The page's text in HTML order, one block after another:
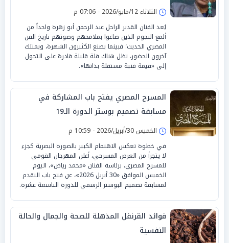
الثلاثاء 12/مايو/2026 - 07:06 م
يُعد الفنان القدير الراحل عبد الرحمن أبو زهرة واحداً من
ألمع النجوم الذين صاغوا بملامحهم وصوتهم تاريخ الفن
المصري الحديث؛ فبينما يصنع الكثيرون الشهرة، ويمتلك
آخرون الحضور، تظل هناك قلة قليلة قادرة على التحول
إلى «قيمة فنية مستقلة بذاتها».
المسرح المصري يفتح باب المشاركة في
مسابقة تصميم بوستر الدورة الـ19
الخميس 30/أبريل/2026 - 10:59 م
في خطوة تعكس الاهتمام الكبير بالصورة البصرية كجزء
لا يتجزأ من العرض المسرحي، أعلن المهرجان القومي
للمسرح المصري، برئاسة الفنان «محمد رياض»، اليوم
الخميس الموافق «30 أبريل 2026»، عن فتح باب التقدم
لمسابقة تصميم البوستر الرسمي للدورة التاسعة عشرة.
فوائد القرنفل المذهلة للصحة والجمال والحالة
النفسية